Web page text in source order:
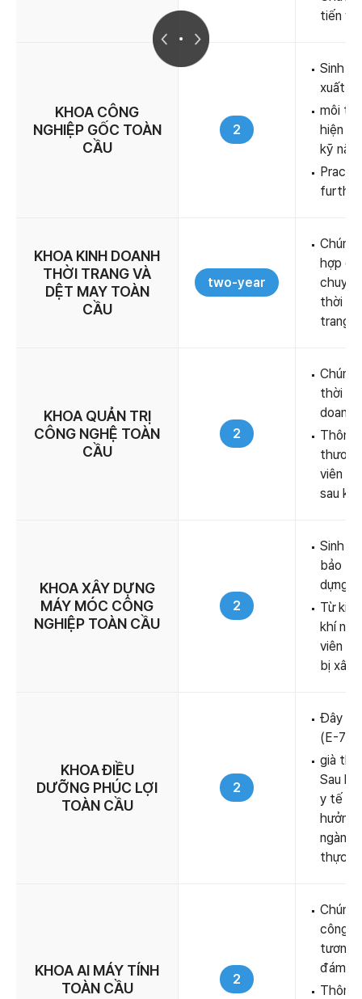
tiến và
KHOA CÔNG
NGHIỆP GỐC TOÀN
CẦU
2
Sinh
xuất
môi
hiện
kỹ
further
KHOA KINH DOANH
THỜI TRANG VÀ
DỆT MAY TOÀN
CẦU
two-year
Chúng
hợp
thời
trang
KHOA QUẢN TRỊ
CÔNG NGHỆ TOÀN
CẦU
2
Chúng
thời
doanh
Thông
viên
sau
KHOA XÂY DỰNG
MÁY MÓC CÔNG
NGHIỆP TOÀN CẦU
2
Sinh
bảo trì
dựng
Từ
khí
viên
bị xây
KHOA ĐIỀU
DƯỠNG PHÚC LỢI
TOÀN CẦU
2
Đây là
(E-7-
già
Sau
y tế –
hưởng
ngành
thực
KHOA AI MÁY TÍNH
TOÀN CẦU
2
Chúng
công
tương
đám
Thông